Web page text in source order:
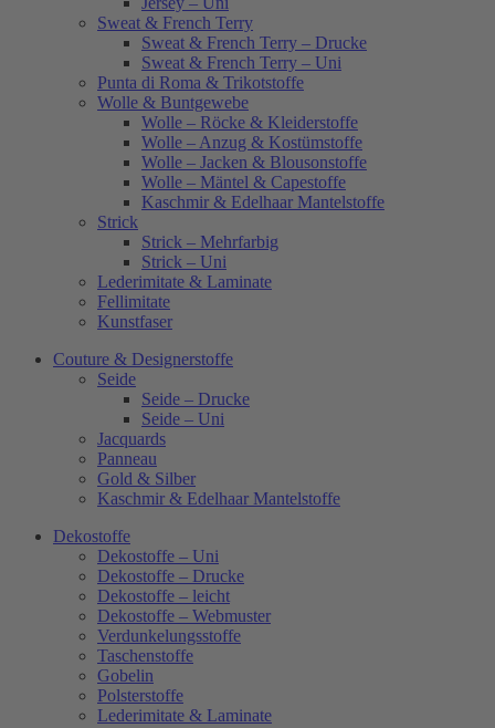
Sweat & French Terry
Sweat & French Terry – Drucke
Sweat & French Terry – Uni
Punta di Roma & Trikotstoffe
Wolle & Buntgewebe
Wolle – Röcke & Kleiderstoffe
Wolle – Anzug & Kostümstoffe
Wolle – Jacken & Blousonstoffe
Wolle – Mäntel & Capestoffe
Kaschmir & Edelhaar Mantelstoffe
Strick
Strick – Mehrfarbig
Strick – Uni
Lederimitate & Laminate
Fellimitate
Kunstfaser
Couture & Designerstoffe
Seide
Seide – Drucke
Seide – Uni
Jacquards
Panneau
Gold & Silber
Kaschmir & Edelhaar Mantelstoffe
Dekostoffe
Dekostoffe – Uni
Dekostoffe – Drucke
Dekostoffe – leicht
Dekostoffe – Webmuster
Verdunkelungsstoffe
Taschenstoffe
Gobelin
Polsterstoffe
Lederimitate & Laminate